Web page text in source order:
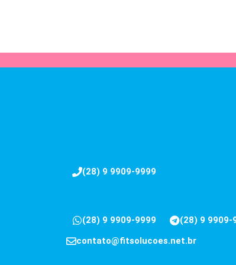
(28) 9 9909-9999
(28) 9 9909-9999 (28) 9 9909-
contato@fitsolucoes.net.br